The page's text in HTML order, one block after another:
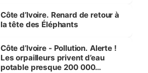
Côte d’Ivoire. Renard de retour à
la tête des Éléphants
Côte d’Ivoire - Pollution. Alerte !
Les orpailleurs privent d’eau
potable presque 200 000